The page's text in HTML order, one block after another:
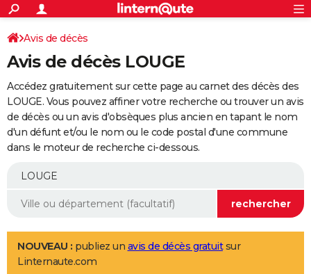
ACTUALITÉS
Politique
Société
Faits Divers
Education
Monde
Villes
+
SPORT
Coupe du monde 2026
Football
Tennis
Cyclisme
Rugby
Forum
Programme TV
TNTStreaming
Cinéma
Sorties cinéma
Musique
+
FINANCE
Retraite
Impôts
Epargne
Immobilier
Risques naturels par ville
Banque
Assurance
Crédit
AUTO
Essais
Réserver un essai
Citadines
Berlines
SUV
Forum auto
+
Mobiles
Meilleur smartphone
Internet
Ordinateurs
Jeux vidéo
Guide high-tech
Aménagement intérieur
LIFESTYLE
Art de vivre
Bien-être
Loisirs
Mode
Modes de vie
Avis de décès
Avis de décès LOUGE
Accédez gratuitement sur cette page au carnet des décès des
LOUGE. Vous pouvez affiner votre recherche ou trouver un avis
de décès ou un avis d'obsèques plus ancien en tapant le nom
d'un défunt et/ou le nom ou le code postal d'une commune
dans le moteur de recherche ci-dessous.
NOUVEAU : publiez un avis de décès gratuitsur
Linternaute.com